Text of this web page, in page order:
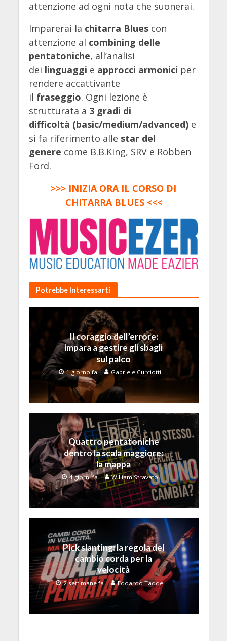
attenzione ad ogni nota che suonerai.
Imparerai la chitarra Bluescon
attenzione al combining delle
pentatoniche, all’analisi
dei linguaggi e approcci armonici per
rendere accattivante
il fraseggio. Ogni lezione è
strutturata a 3 gradi di
difficoltà (basic/medium/advanced)e
si fa riferimento alle star del
genere come B.B.King, SRV e Robben
Ford.
>>> INIZIA ORA IL CORSO DI
CHITARRA BLUES <<<
Potrebbe Interessarti
Il coraggio dell’errore:
impara a gestire gli sbagli
sul palco
1 giorno fa Gabriele Curciotti
Quattro pentatoniche
dentro la scala maggiore:
la mappa
4 giorni fa William Stravato
Pick slanting: la regola del
cambio corda per la
velocità
2 settimane fa Edoardo Taddei